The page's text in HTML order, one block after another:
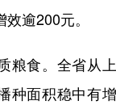
逾200元。
食。全省从
种面积稳中有